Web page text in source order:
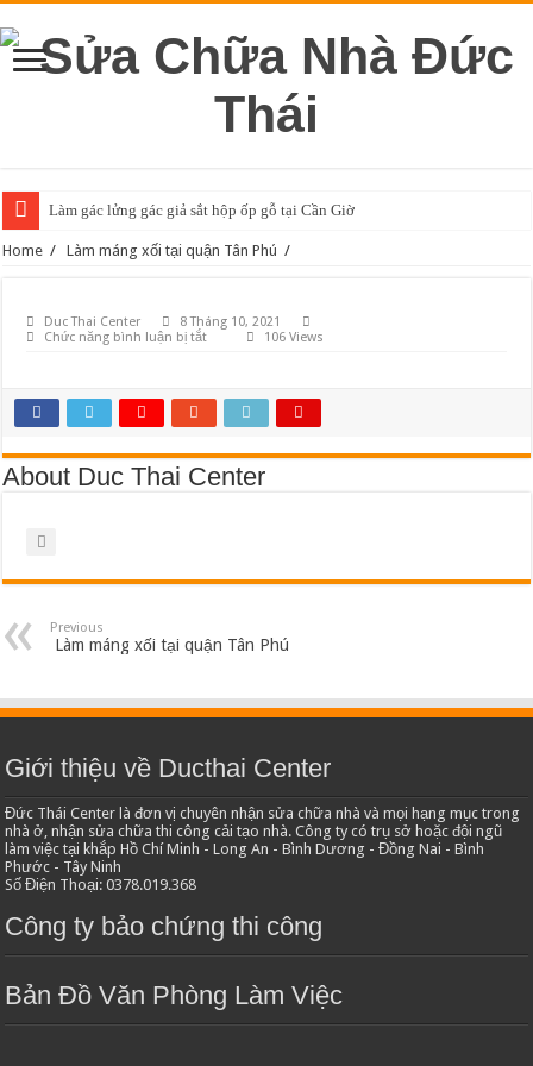
Làm gác lửng gác giả sắt hộp ốp gỗ tại Cần Giờ
Home / Làm máng xối tại quận Tân Phú /
Duc Thai Center
8 Tháng 10, 2021
Chức năng bình luận bị tắtở 106 Views
About Duc Thai Center
Previous
Làm máng xối tại quận Tân Phú
Giới thiệu về Ducthai Center
Đức Thái Center là đơn vị chuyên nhận sửa chữa nhà và mọi hạng mục trong
nhà ở, nhận sửa chữa thi công cải tạo nhà. Công ty có trụ sở hoặc đội ngũ
làm việc tại khắp Hồ Chí Minh - Long An - Bình Dương - Đồng Nai - Bình
Phước - Tây Ninh
Số Điện Thoại: 0378.019.368
Công ty bảo chứng thi công
Bản Đồ Văn Phòng Làm Việc